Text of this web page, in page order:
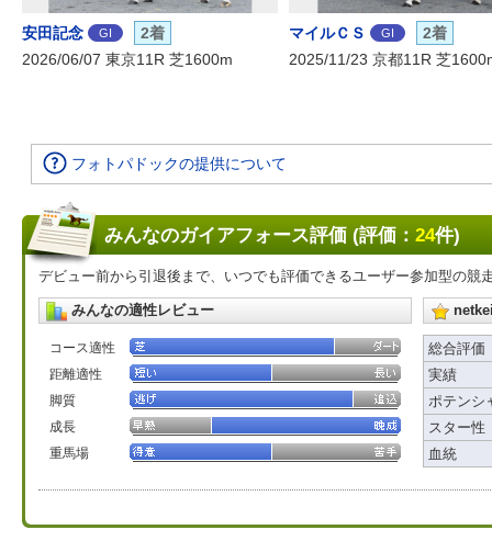
安田記念 GI
2着
2026/06/07 東京11R 芝1600m
マイルＣＳ GI
2着
2025/11/23 京都11R 芝
フォトパドックの提供について
みんなのガイアフォース評価 (評価： 24件)
デビュー前から引退後まで、いつでも評価できるユーザー参加型の競
みんなの適性レビュー
コース適性
距離適性
脚質
成長
重馬場
総合評価
実績
ポテンシ
スター性
血統